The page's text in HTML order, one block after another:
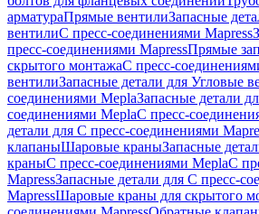
арматураПрямые вентилиЗапасные
вентилиС пресс-соединениями Mapress
пресс-соединениями MapressПрямые
скрытого монтажаС пресс-
вентилиЗапасные детали для Угловые
соединениями MeplaЗапасные детали
соединениями MeplaС пресс-
детали для С пресс-соединениями
клапаныШаровые краныЗапасные
краныС пресс-соединениями MeplaС
MapressЗапасные детали для С пресс-
MapressШаровые краны для скрытого